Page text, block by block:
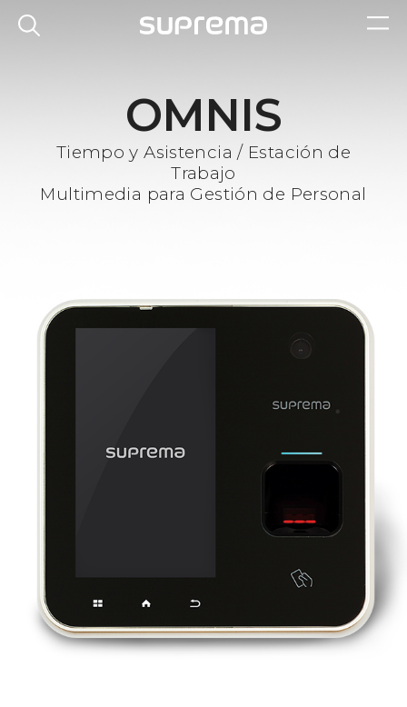
OMNIS
Tiempo y Asistencia / Estación de
Trabajo
Multimedia para Gestión de Personal